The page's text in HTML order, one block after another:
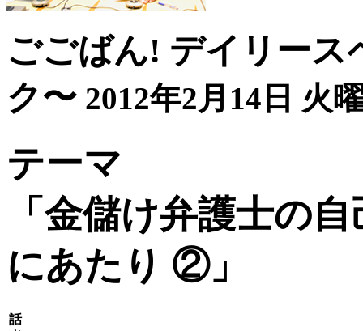
ごごばん! デイリース
ク〜 2012年2月14日 火
テーマ
「金儲け弁護士の
にあたり ②」
話